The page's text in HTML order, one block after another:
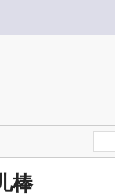
棒